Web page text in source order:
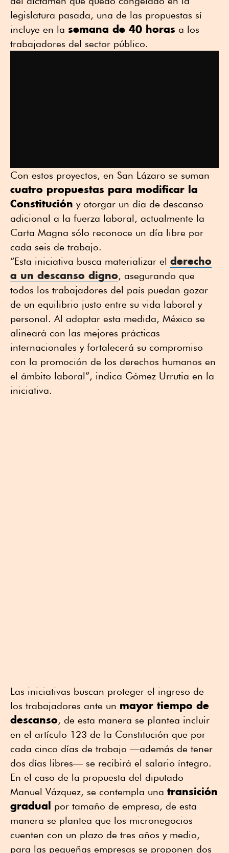
legislatura pasada, una de las propuestas sí
incluye en la semana de 40 horas a los
trabajadores del sector público.
Con estos proyectos, en San Lázaro se suman
cuatro propuestas para modificar la
Constitución y otorgar un día de descanso
adicional a la fuerza laboral, actualmente la
Carta Magna sólo reconoce un día libre por
cada seis de trabajo.
“Esta iniciativa busca materializar el derecho
a un descanso digno, asegurando que
todos los trabajadores del país puedan gozar
de un equilibrio justo entre su vida laboral y
personal. Al adoptar esta medida, México se
alineará con las mejores prácticas
internacionales y fortalecerá su compromiso
con la promoción de los derechos humanos en
el ámbito laboral”, indica Gómez Urrutia en la
iniciativa.
Las iniciativas buscan proteger el ingreso de
los trabajadores ante un mayor tiempo de
descanso, de esta manera se plantea incluir
en el artículo 123 de la Constitución que por
cada cinco días de trabajo —además de tener
dos días libres— se recibirá el salario íntegro.
En el caso de la propuesta del diputado
Manuel Vázquez, se contempla una transición
gradual
por tamaño de empresa, de esta
manera se plantea que los micronegocios
cuenten con un plazo de tres años y medio,
para las pequeñas empresas se proponen dos